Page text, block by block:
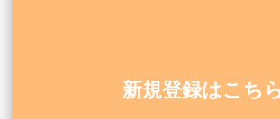
平日 9:00〜18:00
新規登録はこち